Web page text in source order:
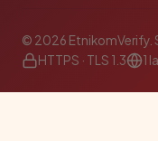
© 2026 EtnikomVerify.
HTTPS · TLS 1.3
1